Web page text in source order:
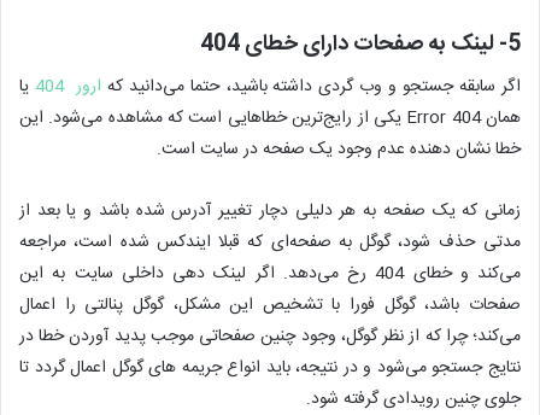
5- لینک به صفحات دارای خطای 404
اگر سابقه جستجو و وب گردی داشته باشید، حتما می‌دانید که ارور 404
یا
همان Error 404 یکی از رایج‌ترین خطاهایی است که مشاهده می‌شود. این
خطا نشان دهنده عدم وجود یک صفحه در سایت است.
زمانی که یک صفحه به هر دلیلی دچار تغییر آدرس شده باشد و یا بعد از
مدتی حذف شود، گوگل به صفحه‌ای که قبلا ایندکس شده است، مراجعه
می‌کند و خطای 404 رخ می‌دهد. اگر لینک دهی داخلی سایت به این
صفحات باشد، گوگل فورا با تشخیص این مشکل، گوگل پنالتی را اعمال
می‌کند؛ چرا که از نظر گوگل، وجود چنین صفحاتی موجب پدید آوردن خطا در
نتایج جستجو می‌شود و در نتیجه، باید انواع جریمه های گوگل اعمال گردد تا
جلوی چنین رویدادی گرفته شود.